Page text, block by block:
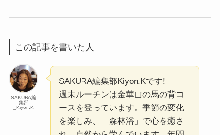
この記事を書いた人
SAKURA編
集部
_Kiyon.K
SAKURA編集部 Kiyon.Kです!
週末ルーチンは金華山の馬の背コ
ースを登っています。季節の変化
を楽しみ、「森林浴」で心を癒さ